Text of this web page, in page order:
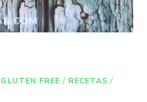
GLUTEN FREE / RECETAS /